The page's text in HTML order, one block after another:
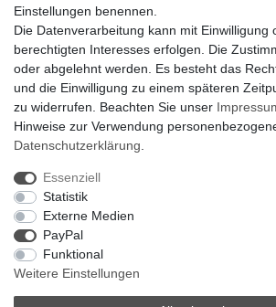
Bankverbindung:
encliso GmbH
Kreissparkasse Verl
Kto-Nr. 25007352 - BLZ 47853520
BIC/SWIFT: WELADED1WDB
IBAN: DE07 4785 3520 0025 0073 52
Impressum
Barrierefreiheitserklärung
Vertrag widerrufen
Einstellungen benennen.
Die Datenverarbeitung kann mit Einwilligung
berechtigten Interesses erfolgen. Die
oder abgelehnt werden. Es besteht das
und die Einwilligung zu einem späteren
zu widerrufen. Beachten Sie unser
Hinweise zur Verwendung
Daten­schutz­erklärung
Essenziell
Statistik
Externe Medien
PayPal
Funktional
Weitere Einstellungen